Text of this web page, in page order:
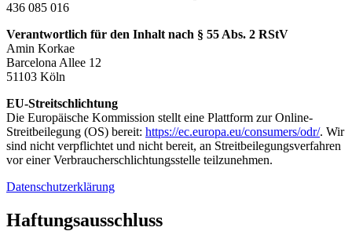
436 085 016
Verantwortlich für den Inhalt nach § 55 Abs. 2 RStV
Amin Korkae
Barcelona Allee 12
51103 Köln
EU-Streitschlichtung
Die Europäische Kommission stellt eine Plattform zur Online-
Streitbeilegung (OS) bereit: https://ec.europa.eu/consumers/odr/. Wir
sind nicht verpflichtet und nicht bereit, an Streitbeilegungsverfahren
vor einer Verbraucherschlichtungsstelle teilzunehmen.
Datenschutzerklärung
Haftungsausschluss